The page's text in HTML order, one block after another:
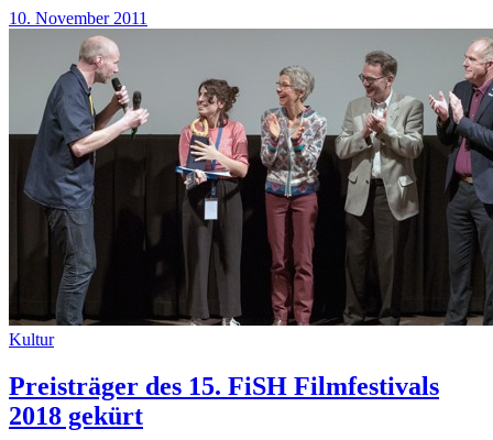
10. November 2011
Kultur
Preisträger des 15. FiSH Filmfestivals
2018 gekürt